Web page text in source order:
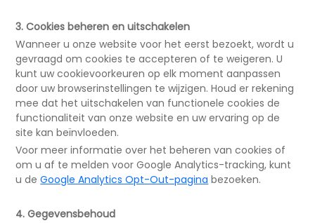
3. Cookies beheren en uitschakelen
Wanneer u onze website voor het eerst bezoekt, wordt u
gevraagd om cookies te accepteren of te weigeren. U
kunt uw cookievoorkeuren op elk moment aanpassen
door uw browserinstellingen te wijzigen. Houd er rekening
mee dat het uitschakelen van functionele cookies de
functionaliteit van onze website en uw ervaring op de
site kan beïnvloeden.
Voor meer informatie over het beheren van cookies of
om u af te melden voor Google Analytics-tracking, kunt
u deGoogle Analytics Opt-Out-pagina bezoeken.
4. Gegevensbehoud